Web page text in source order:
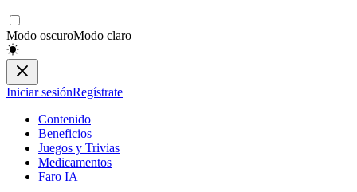
Modo oscuroModo claro
Iniciar sesiónRegístrate
Contenido
Beneficios
Juegos y Trivias
Medicamentos
Faro IA